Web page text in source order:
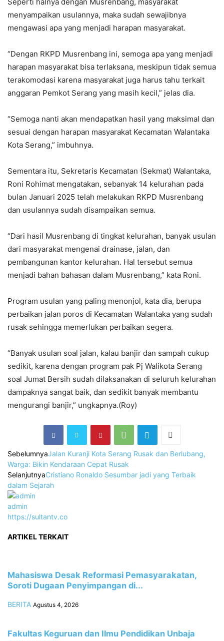
menyampaikan usulannya, maka sudah sewajibnya
mengawasi apa yang menjadi harapan masyarakat.
“Dengan RKPD Musrenbang ini, semoga apa yang menjadi
harapan masyarakat bisa terlaksana, meskipun tidak semua
terakomodasi karena masyarakat juga harus tahu terkait
anggaran Pemkot Serang yang masih kecil,” jelas dia.
“Semoga nanti akan mendapatkan hasil yang maksimal dan
sesuai dengan harapan masyarakat Kecamatan Walantaka
Kota Serang,” imbuhnya.
Sementara itu, Sekretaris Kecamatan (Sekmat) Walantaka,
Roni Rohimat mengatakan, sebanyak 14 kelurahan pada
bulan Januari 2025 telah melakukan RKPD Musrenbang
dan usulannya sudah disampaikan semua.
“Dari hasil Musrenbang di tingkat kelurahan, banyak usulan
dari masyarakat mengenai drainase, jalan, dan
pembangunan kantor kelurahan. Hal tersebut semua
menjadi bahan bahasan dalam Musrenbang,” kata Roni.
Program usulan yang paling menonjol, kata dia, berupa
perbaikan jalan poros di Kecamatan Walantaka yang sudah
rusak sehingga memerlukan perbaikan segera.
“Banyak usulan soal jalan, kalau banjir dan sampah cukup
sedikit, karena dengan program pak Pj Walikota Serang
soal Jumat Bersih sudah dilaksanakan di seluruh kelurahan
dampaknya sangat baik, dan sedikit banyak membantu
mengurangi banjir,” ungkapnya.(Roy)
SebelumnyaJalan Kuranji Kota Serang Rusak dan Berlubang,
Warga: Bikin Kendaraan Cepat Rusak
SelanjutnyaCristiano Ronaldo Sesumbar jadi yang Terbaik
dalam Sejarah
admin
https://sultantv.co
ARTIKEL TERKAIT
Mahasiswa Desak Reformasi Pemasyarakatan,
Soroti Dugaan Penyimpangan di...
BERITA Agustus 4, 2026
Fakultas Keguruan dan Ilmu Pendidikan Unbaja